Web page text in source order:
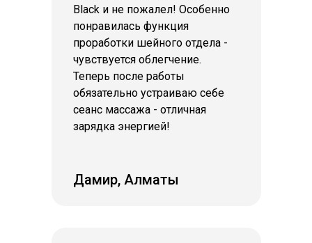
Black и не пожалел! Особенно
понравилась функция
проработки шейного отдела -
чувствуется облегчение.
Теперь после работы
обязательно устраиваю себе
сеанс массажа - отличная
зарядка энергией!
Дамир, Алматы